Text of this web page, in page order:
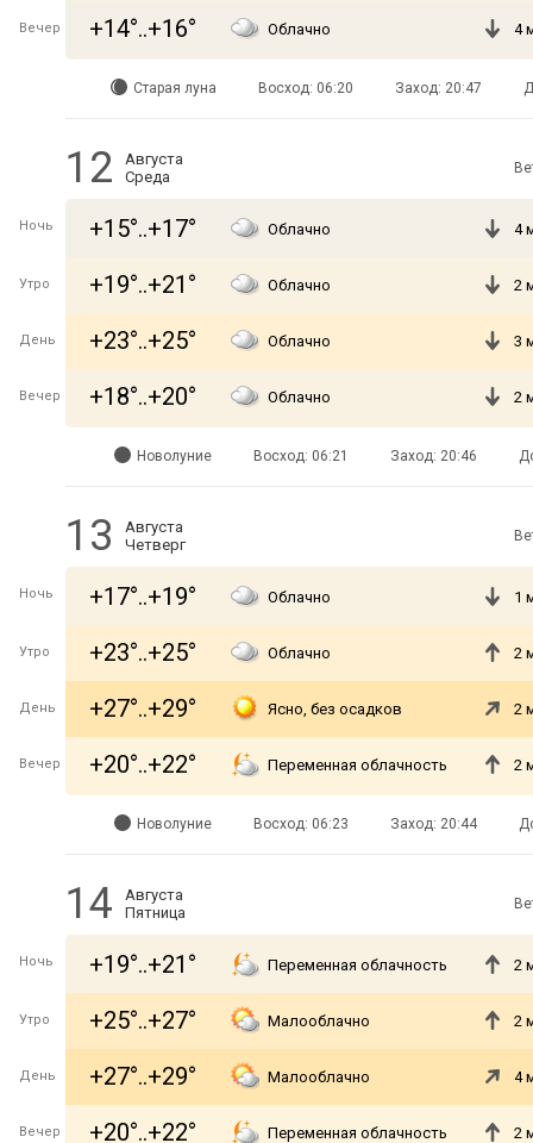
Вечер +14°..+16° Облачно 4
Старая луна Восход: 06:20 Заход: 20:47
12
Августа
Среда
Ночь +15°..+17° Облачно 4
Утро +19°..+21° Облачно 2
День +23°..+25° Облачно 3
Вечер +18°..+20° Облачно 2
Новолуние Восход: 06:21 Заход: 20:46
13
Августа
Четверг
Ночь +17°..+19° Облачно 1
Утро +23°..+25° Облачно 2
День +27°..+29° Ясно, без осадков 2
Вечер +20°..+22° Переменная облачность 2
Новолуние Восход: 06:23 Заход: 20:44
14
Августа
Пятница
Ночь +19°..+21° Переменная облачность 2
Утро +25°..+27° Малооблачно 2
День +27°..+29° Малооблачно 4
Вечер +20°..+22° Переменная облачность 2